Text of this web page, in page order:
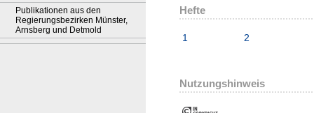
Publikationen aus den
Regierungsbezirken Münster,
Arnsberg und Detmold
Hefte
1 2
Nutzungshinweis